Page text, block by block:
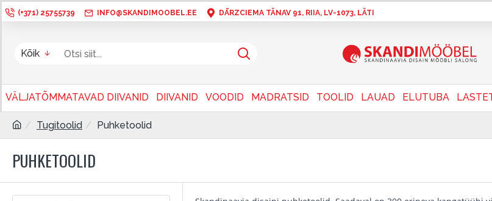
(+371) 25755739 INFO@SKANDIMOOBEL.EE DĀRZCIEMA TÄNAV 91, RIIA, LV-1073, LÄTI
Kõik
VÄLJATÕMMATAVAD DIIVANID DIIVANID VOODID MADRATSID TOOLID LAUAD ELUTUBA
Tugitoolid Puhketoolid
PUHKETOOLID